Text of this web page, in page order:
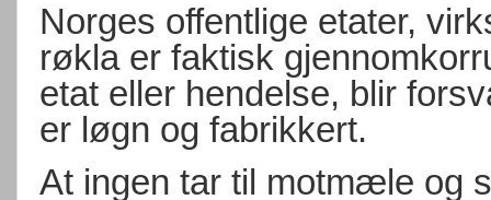
Norges offentlige etater,
røkla er faktisk
etat eller hendelse, blir
er løgn og fabrikkert.
At ingen tar til motmæle og